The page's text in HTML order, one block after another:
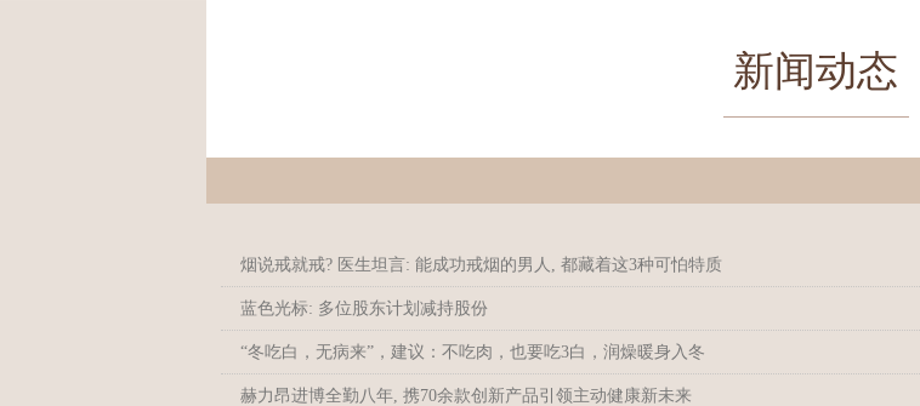
新闻动态
烟说戒就戒? 医生坦言: 能成功戒烟的男人, 都藏着这3种可怕特质
蓝色光标: 多位股东计划减持股份
“冬吃白，无病来”，建议：不吃肉，也要吃3白，润燥暖身入冬
赫力昂进博全勤八年, 携70余款创新产品引领主动健康新未来